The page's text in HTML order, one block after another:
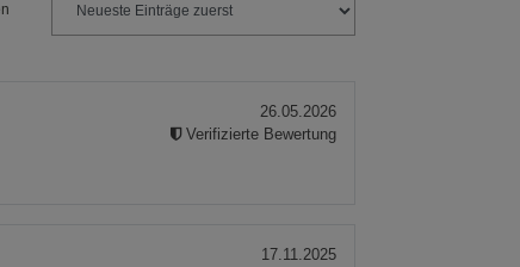
26.05.2026
Verifizierte Bewertung
17.11.2025